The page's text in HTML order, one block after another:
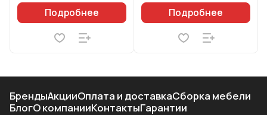
Подробнее Подробнее
БрендыАкцииОплата и доставкаСборка мебели
БлогО компанииКонтактыГарантии